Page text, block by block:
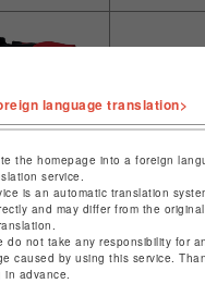
ROLL
FIRST
language translation>
the homepage into a foreign
service.
is an automatic translation
and may differ from the
do not take any responsibility for
caused by using this service.
in advance.